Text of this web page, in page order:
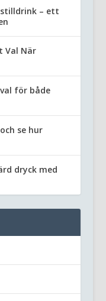
– ett
Val När
för både
se hur
dryck med